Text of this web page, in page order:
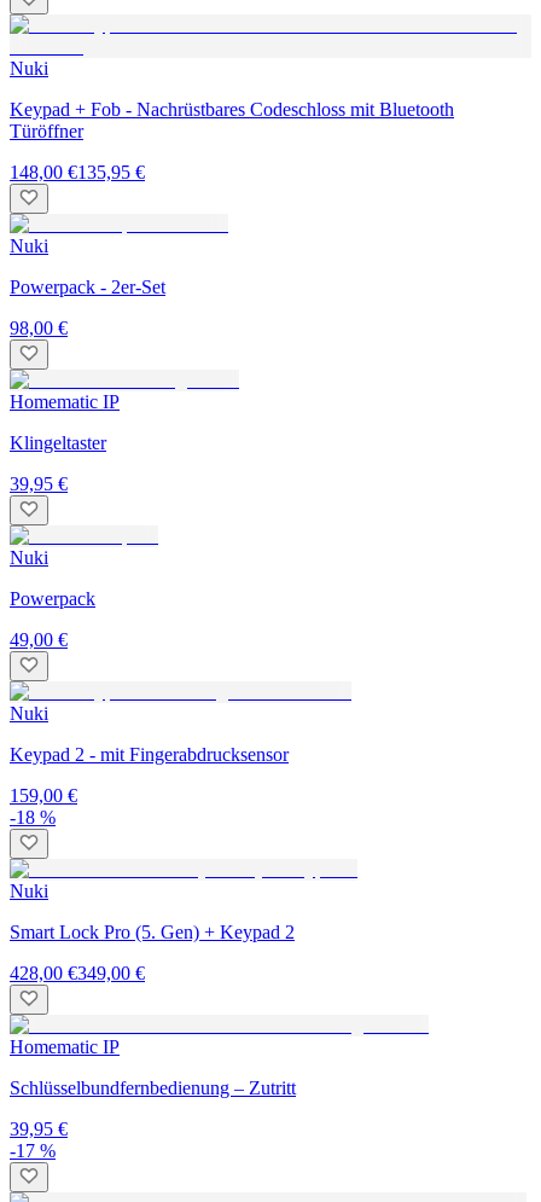
Nuki
Keypad + Fob - Nachrüstbares Codeschloss mit Bluetooth
Türöffner
148,00 €135,95 €
Nuki
Powerpack - 2er-Set
98,00 €
Homematic IP
Klingeltaster
39,95 €
Nuki
Powerpack
49,00 €
Nuki
Keypad 2 - mit Fingerabdrucksensor
159,00 €
-18 %
Nuki
Smart Lock Pro (5. Gen) + Keypad 2
428,00 €349,00 €
Homematic IP
Schlüsselbundfernbedienung – Zutritt
39,95 €
-17 %